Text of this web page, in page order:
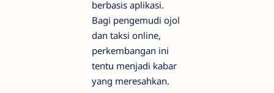
berbasis aplikasi.
Bagi pengemudi ojol
dan taksi online,
perkembangan ini
tentu menjadi kabar
yang meresahkan.